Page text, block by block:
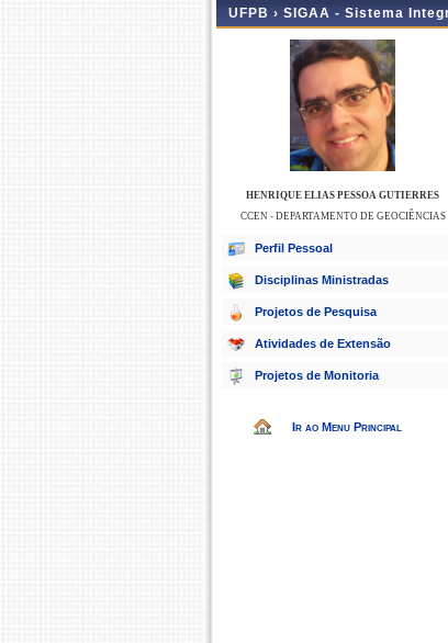
UFPB › SIGAA - Sistema
HENRIQUE ELIAS PESSOA GUTIERRES
CCEN - DEPARTAMENTO DE GEOCIÊNCIAS
Perfil Pessoal
Disciplinas Ministradas
Projetos de Pesquisa
Atividades de Extensão
Projetos de Monitoria
Ir ao Menu Principal